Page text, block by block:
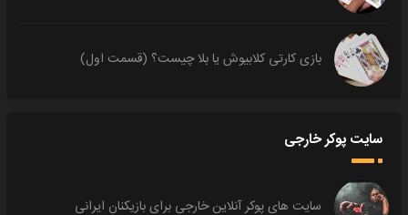
بازی کارتی کلابیوش یا بلا چیست؟ (قسمت اول)
سایت پوکر خارجی
سایت های پوکر آنلاین خارجی برای بازیکنان ایرانی